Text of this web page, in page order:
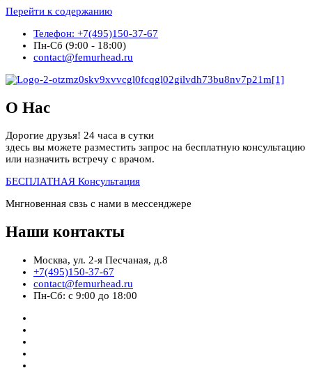
Перейти к содержанию
Телефон: +7(495)150-37-67
Пн-Сб (9:00 - 18:00)
contact@femurhead.ru
О Нас
Дорогие друзья! 24 часа в сутки
здесь вы можете разместить запрос на бесплатную консультацию
или назначить встречу с врачом.
БЕСПЛАТНАЯ Консультация
Мнгновенная свзь с нами в мессенджере
Наши контакты
Москва, ул. 2-я Песчаная, д.8
+7(495)150-37-67
contact@femurhead.ru
Пн-Сб: с 9:00 до 18:00